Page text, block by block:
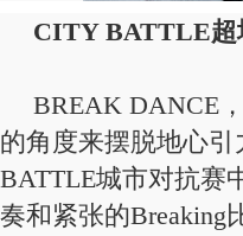
CITY BATTLE超
BREAK DANCE
的角度来摆脱地心引
BATTLE城市对抗赛
奏和紧张的Breaking